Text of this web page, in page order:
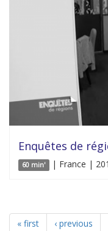
Enquêtes de
60 min' | France |
« first ‹ previous